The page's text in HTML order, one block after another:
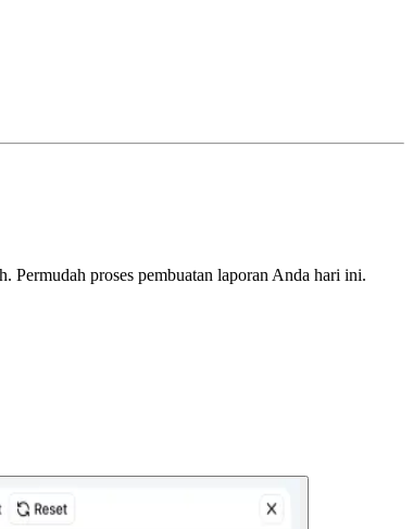
Permudah proses pembuatan laporan Anda hari ini.